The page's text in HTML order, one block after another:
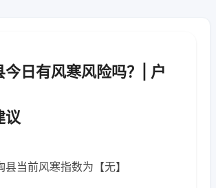
今日有风寒风险吗？| 户
议
县当前风寒指数为【无】